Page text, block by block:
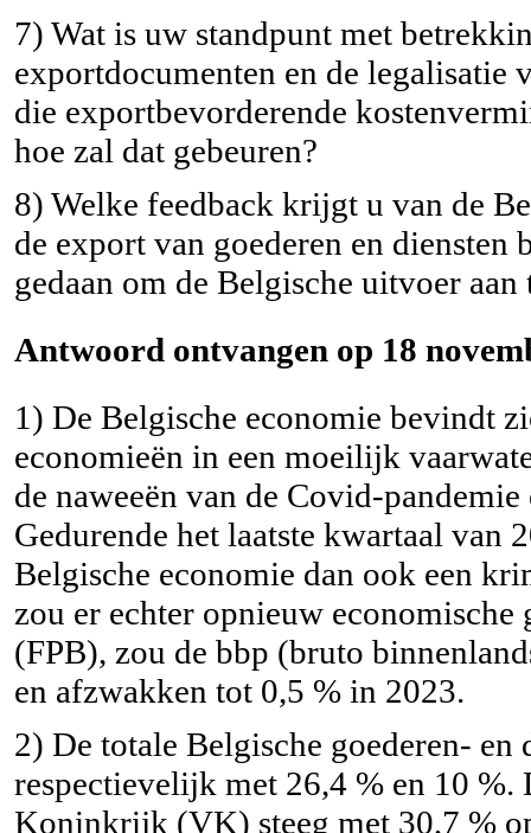
7) Wat is uw standpunt met
exportdocumenten en de legalisatie
die exportbevorderende
hoe zal dat gebeuren?
8) Welke feedback krijgt u van de
de export van goederen en diensten
gedaan om de Belgische uitvoer aan
Antwoord ontvangen op 18
1) De Belgische economie bevindt
economieën in een moeilijk
de naweeën van de Covid-
Gedurende het laatste kwartaal van
Belgische economie dan ook een
zou er echter opnieuw
(FPB), zou de bbp (bruto
en afzwakken tot 0,5 % in 2023.
2) De totale Belgische goederen- en
respectievelijk met 26,4 % en 10 %.
Koninkrijk (VK) steeg met 30,7 %